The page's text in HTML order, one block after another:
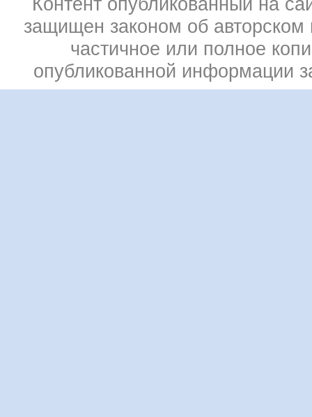
защищен законом об
частичное или полное
опубликованной информации